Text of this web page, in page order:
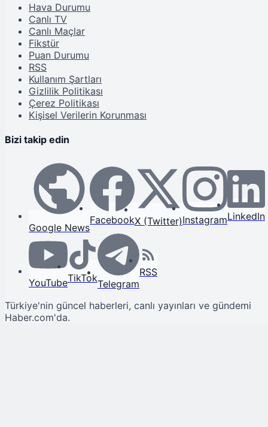
Hava Durumu
Canlı TV
Canlı Maçlar
Fikstür
Puan Durumu
RSS
Kullanım Şartları
Gizlilik Politikası
Çerez Politikası
Kişisel Verilerin Korunması
Bizi takip edin
Google News
FacebookX (Twitter)InstagramLinkedIn
YouTubeTikTokTelegram
RSS
Türkiye'nin güncel haberleri, canlı yayınları ve gündemi
Haber.com'da.